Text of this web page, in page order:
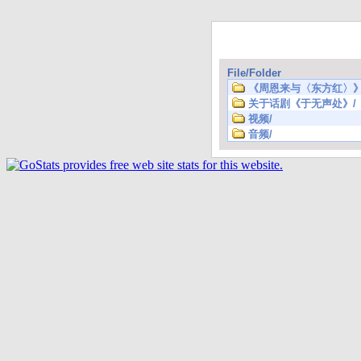
File/Folder
《周恩来与〈东方红〉
关于话剧《于无声处》/
视频/
音频/